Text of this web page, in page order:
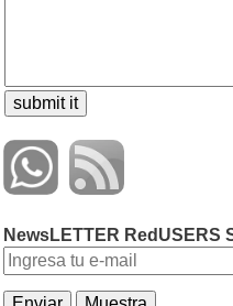
NewsLETTER RedUSERS